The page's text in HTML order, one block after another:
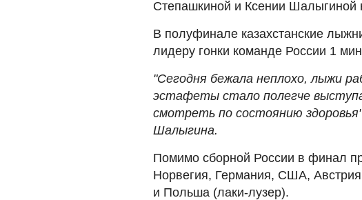
Степашкиной и Ксении
В полуфинале казахстанские
лидеру гонки команде России 1
"Сегодня бежала неплохо, лыжи
эстафеты стало полегче
смотреть по состоянию
Шалыгина.
Помимо сборной России в финал
Норвегия, Германия, США,
и Польша (лаки-лузер).